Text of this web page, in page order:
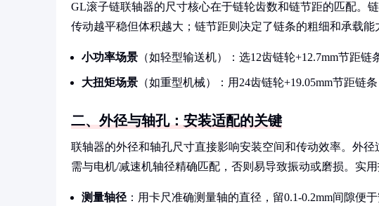
GL滚子链联轴器的尺寸核心在于链轮齿数和链节距的匹配。
传动越平稳但体积越大；链节距则决定了链条的粗细和承载能
小功率场景 （如轻型输送机）：选12齿链轮+12.7mm节距链
大扭矩场景 （如重型机械）：用24齿链轮+19.05mm节距链
二、外径与轴孔：安装适配的关键
联轴器的外径和轴孔尺寸直接影响安装空间和传动效率。外
需与电机/减速机轴径精确匹配，否则易导致振动或磨损。实用
测量轴径 ：用卡尺准确测量轴的直径，留0.1-0.2mm间隙便